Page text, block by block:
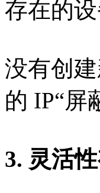
存在的
没有创
的 IP“屏
3. 灵活